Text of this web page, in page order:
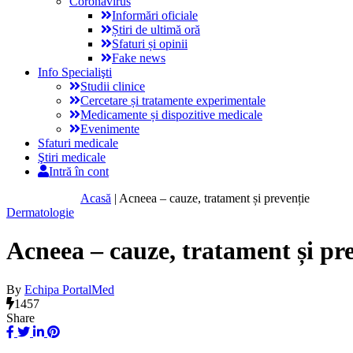
Informări oficiale
Știri de ultimă oră
Sfaturi și opinii
Fake news
Info Specialişti
Studii clinice
Cercetare și tratamente experimentale
Medicamente și dispozitive medicale
Evenimente
Sfaturi medicale
Ştiri medicale
Intră în cont
Acasă | Acneea – cauze, tratament și prevenție
Dermatologie
Acneea – cauze, tratament și
By Echipa PortalMed
1457
Share